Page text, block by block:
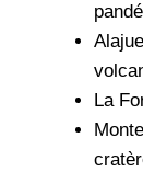
La